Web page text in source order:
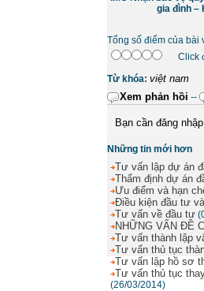
gia đình –
Tổng số điểm của bài
Click
Từ khóa: việt nam
Xem phản hồi --
Bạn cần đăng
Những tin mới hơn
Tư vấn lập dự án
Thẩm định dự án
Ưu điểm và hạn
Điều kiện đầu tư
Tư vấn về đầu tư
NHỮNG VẤN ĐỀ
Tư vấn thành lập
Tư vấn thủ tục
Tư vấn lập hồ sơ
Tư vấn thủ tục
(26/03/2014)